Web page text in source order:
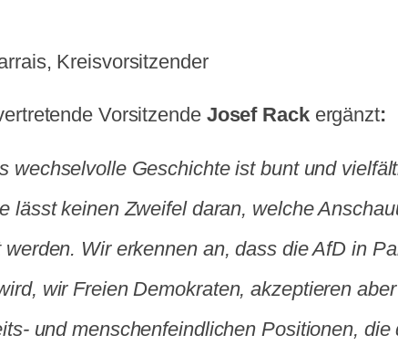
Kreisvorsitzender
VorsitzendeJosef Rack ergänzt:
wechselvolle Geschichte ist bunt und
lässt keinen Zweifel daran, welche
werden. Wir erkennen an, dass die AfD in
wir Freien Demokraten, akzeptieren
und menschenfeindlichen Positionen, die